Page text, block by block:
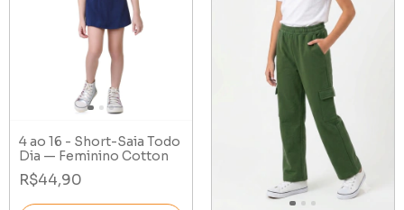
4 ao 16 - Short-Saia Todo
Dia — Feminino Cotton
R$44,90